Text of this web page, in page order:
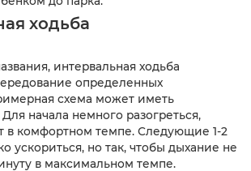
ходьба
интервальная ходьба
определенных
схема может иметь
начала немного разогреться,
в комфортном темпе. Следующие 1-2
ускориться, но так, чтобы дыхание не
в максимальном темпе.